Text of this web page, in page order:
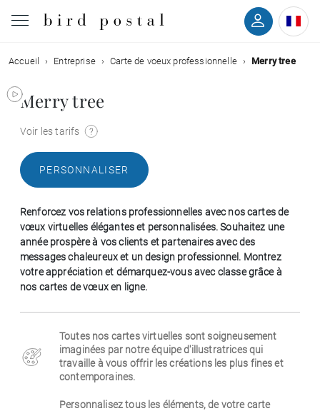
Mariage
Naissance
Communion
Décès
Anniversaire
Entreprise
Accueil Entreprise Carte de voeux professionnelle Merry tree
Merry tree
Voir les tarifs
PERSONNALISER
Renforcez vos relations professionnelles avec nos cartes de
vœux virtuelles élégantes et personnalisées. Souhaitez une
année prospère à vos clients et partenaires avec des
messages chaleureux et un design professionnel. Montrez
votre appréciation et démarquez-vous avec classe grâce à
nos cartes de vœux en ligne.
Toutes nos cartes virtuelles sont soigneusement
imaginées par notre équipe d'illustratrices qui
travaille à vous offrir les créations les plus fines et
contemporaines.
Personnalisez tous les éléments, de votre carte